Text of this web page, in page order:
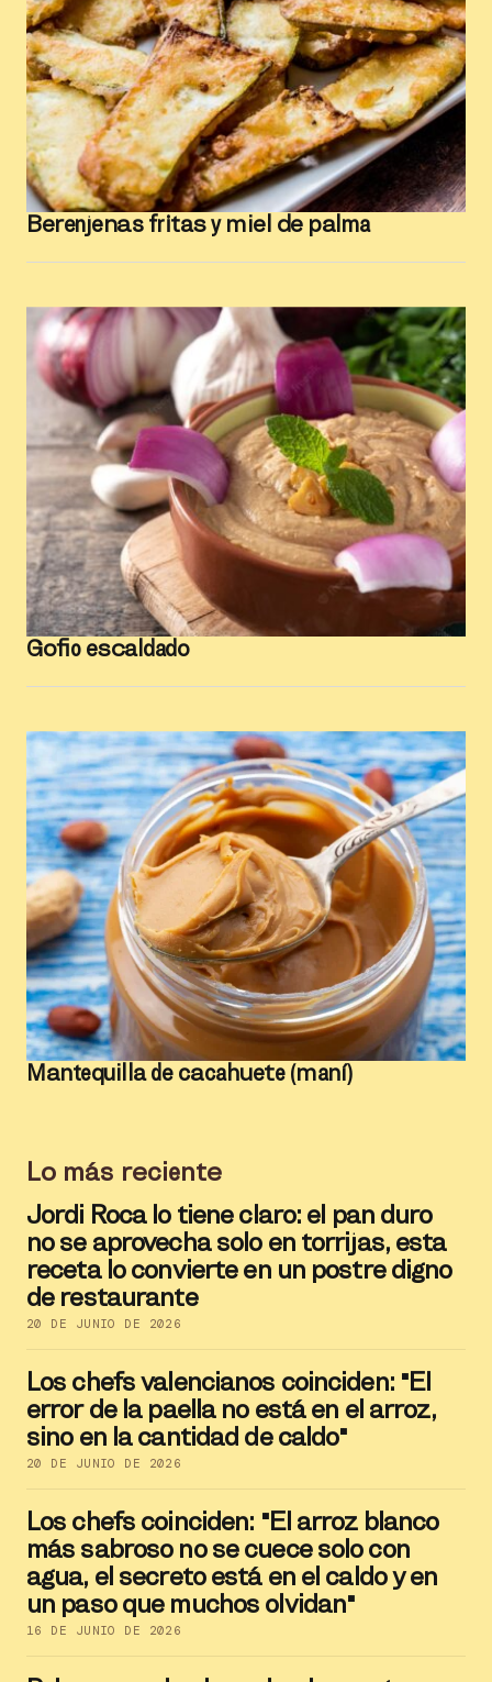
Berenjenas fritas y miel de palma
Gofio escaldado
Mantequilla de cacahuete (maní)
Lo más reciente
Jordi Roca lo tiene claro: el pan duro
no se aprovecha solo en torrijas, esta
receta lo convierte en un postre digno
de restaurante
20 DE JUNIO DE 2026
Los chefs valencianos coinciden: "El
error de la paella no está en el arroz,
sino en la cantidad de caldo"
20 DE JUNIO DE 2026
Los chefs coinciden: "El arroz blanco
más sabroso no se cuece solo con
agua, el secreto está en el caldo y en
un paso que muchos olvidan"
16 DE JUNIO DE 2026